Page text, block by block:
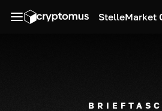
StelleMarket